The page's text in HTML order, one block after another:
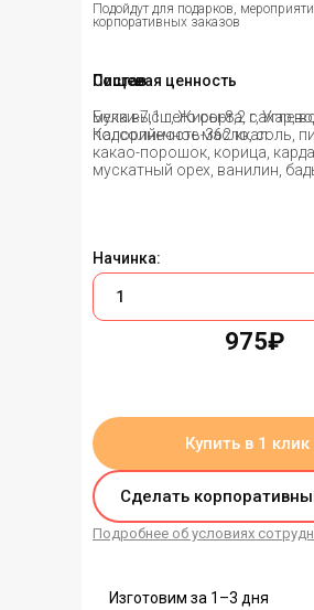
Купить в 1 клик
Сделать
Подробнее об условиях
Подойдут для подарков,
корпоративных заказов
Начинка:
мука высшего сорта, сахар,
подсолнечное масло, соль,
какао-порошок, корица,
мускатный орех, ванилин,
Состав
975₽
Изготовим за 1–3 дня
Пищевая ценность
Белки-7,1 г, Жиры-8,2 г,
Калорийность-362 ккал